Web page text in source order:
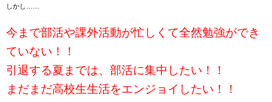
しかし……
今まで部活や課外活動が忙しくて全然勉強ができ
ていない！！
引退する夏までは、部活に集中したい！！
まだまだ高校生生活をエンジョイしたい！！